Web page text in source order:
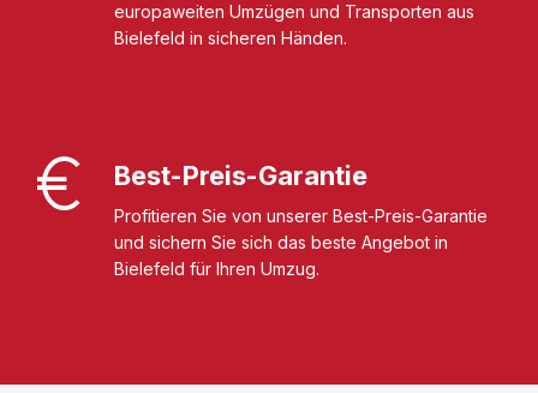
europaweiten Umzügen und Transporten aus
Bielefeld in sicheren Händen.
Best-Preis-Garantie
Profitieren Sie von unserer Best-Preis-Garantie
und sichern Sie sich das beste Angebot in
Bielefeld für Ihren Umzug.